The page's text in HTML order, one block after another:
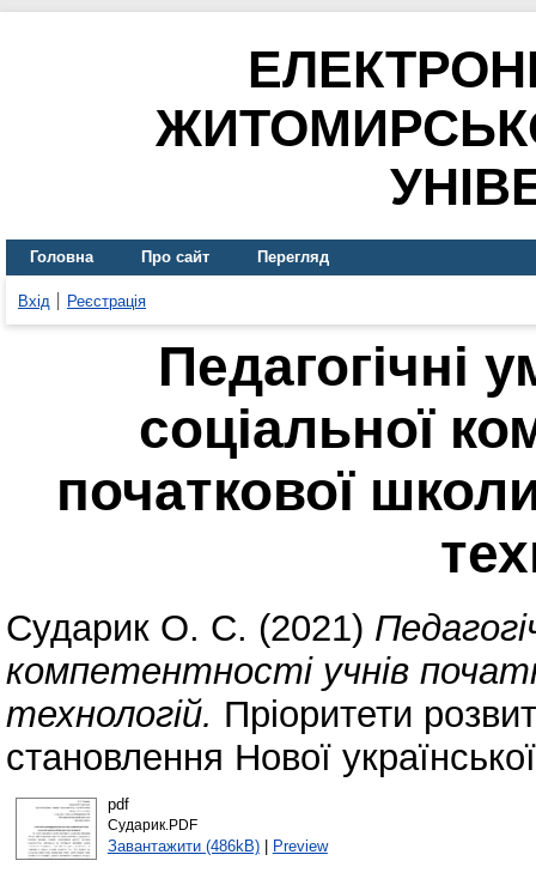
Головна Про сайт Перегляд
Вхід Реєстрація
Педагогічні
соціальної
початкової
Сударик О. С. (2021)
компетентності учнів
технологій. Пріоритети
становлення Нової
pdf
Сударик.PDF
Завантажити (486kB)| Preview